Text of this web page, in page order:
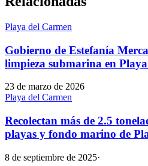
Playa del Carmen
Gobierno de Estefanía
limpieza submarina en
23 de marzo de 2026
Playa del Carmen
Recolectan más de 2.5
playas y fondo marino de
8 de septiembre de 2025·